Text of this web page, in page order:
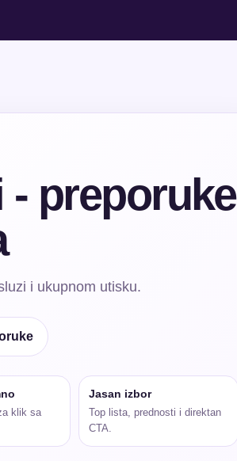
preporuke
i ukupnom utisku.
klik sa
Jasan izbor
Top lista, prednosti i direktan
CTA.